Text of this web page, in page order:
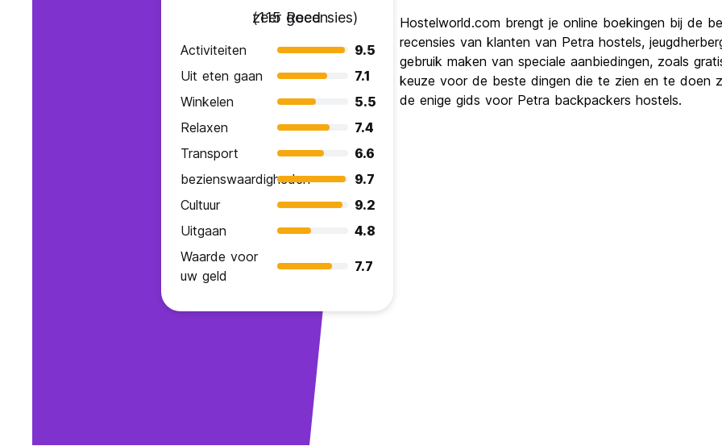
zeer goed
(115 Recensies)
Activiteiten
9.5
Uit eten gaan
7.1
Winkelen
5.5
Relaxen
7.4
Transport
6.6
bezienswaardigheden
9.7
Cultuur
9.2
Uitgaan
4.8
Waarde voor
uw geld
7.7
Hostelworld.com brengt je online boekingen bij de
recensies van klanten van Petra hostels,
gebruik maken van speciale aanbiedingen, zoals
keuze voor de beste dingen die te zien en te doen
de enige gids voor Petra backpackers hostels.